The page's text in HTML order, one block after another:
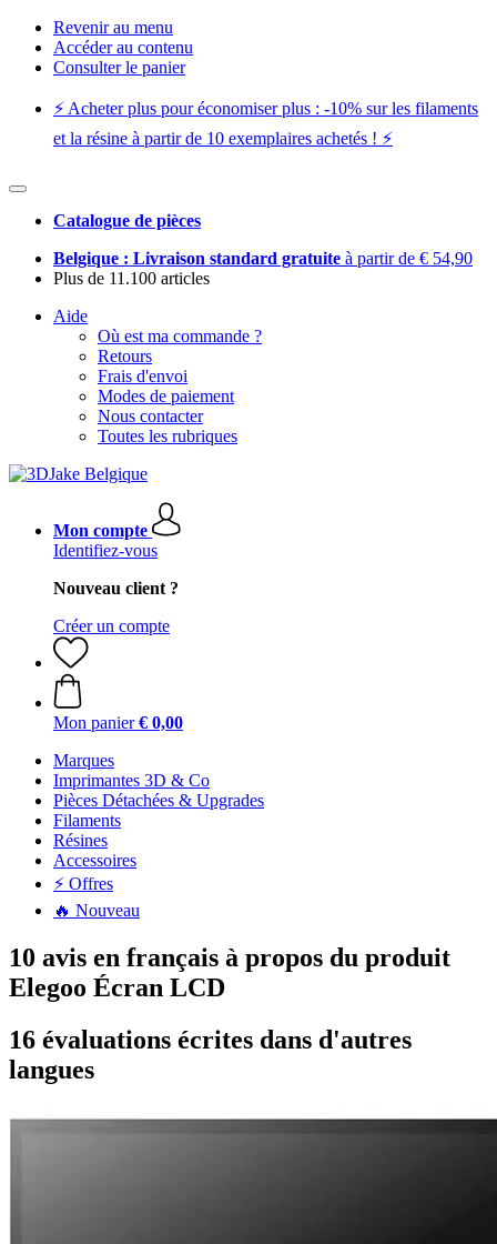
Revenir au menu
Accéder au contenu
Consulter le panier
⚡️ Acheter plus pour économiser plus : -10% sur les filaments
et la résine à partir de 10 exemplaires achetés ! ⚡️
Catalogue de pièces
Belgique : Livraison standard gratuite à partir de € 54,90
Plus de 11.100 articles
Aide
Où est ma commande ?
Retours
Frais d'envoi
Modes de paiement
Nous contacter
Toutes les rubriques
Mon compte
Identifiez-vous
Nouveau client ?
Créer un compte
Mon panier € 0,00
Marques
Imprimantes 3D & Co
Pièces Détachées & Upgrades
Filaments
Résines
Accessoires
⚡ Offres
🔥 Nouveau
10 avis en français à propos du produit
Elegoo Écran LCD
16 évaluations écrites dans d'autres
langues